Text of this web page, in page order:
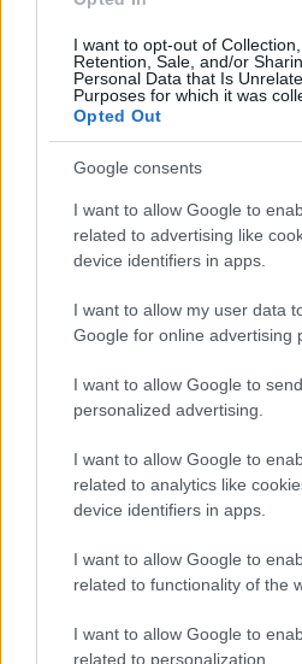
I want to opt-out of Collection,
Retention, Sale, and/or
Personal Data that Is
Purposes for which it was
Opted Out
Google consents
I want to allow Google to
related to advertising like
device identifiers in apps.
I want to allow my user data
Google for online advertising
I want to allow Google to
personalized advertising.
I want to allow Google to
related to analytics like
device identifiers in apps.
I want to allow Google to
related to functionality of the
I want to allow Google to
related to personalization.
Ennek a 3 csillagjegynek